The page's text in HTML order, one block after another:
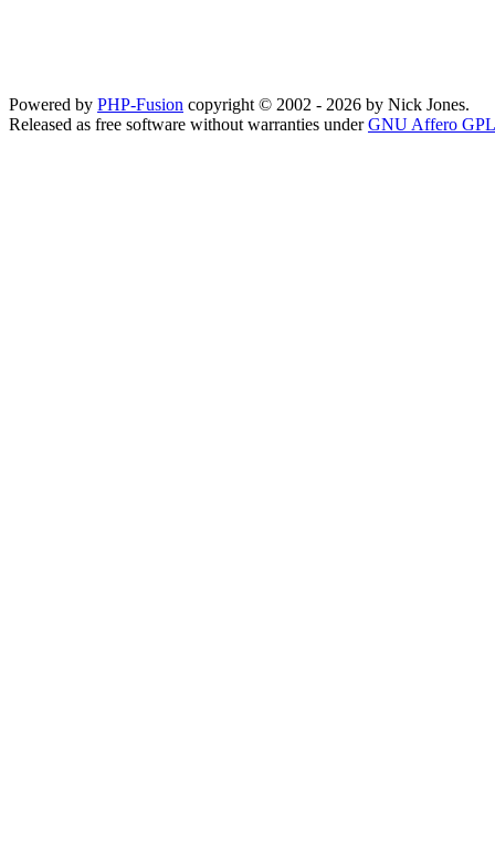
Powered by PHP-Fusion copyright © 2002 - 2026 by Nick Jones.
Released as free software without warranties underGNU Affero GPL